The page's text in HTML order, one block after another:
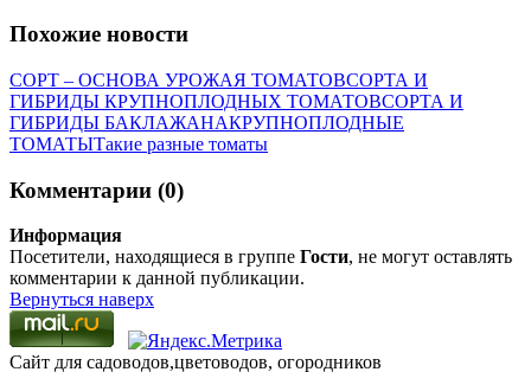
Похожие новости
СОРТ – ОСНОВА УРОЖАЯ ТОМАТОВСОРТА И
ГИБРИДЫ КРУПНОПЛОДНЫХ ТОМАТОВСОРТА И
ГИБРИДЫ БАКЛАЖАНАКРУПНОПЛОДНЫЕ
ТОМАТЫТакие разные томаты
Комментарии (0)
Информация
Посетители, находящиеся в группе Гости, не могут оставлять
комментарии к данной публикации.
Вернуться наверх
Сайт для садоводов,цветоводов, огородников